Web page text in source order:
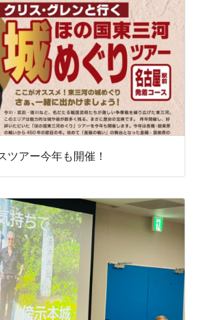
ツアー今年も開催！